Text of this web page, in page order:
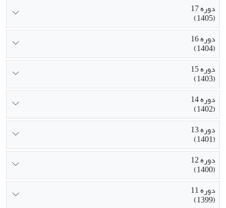
دوره 17
(1405)
دوره 16
(1404)
دوره 15
(1403)
دوره 14
(1402)
دوره 13
(1401)
دوره 12
(1400)
دوره 11
(1399)